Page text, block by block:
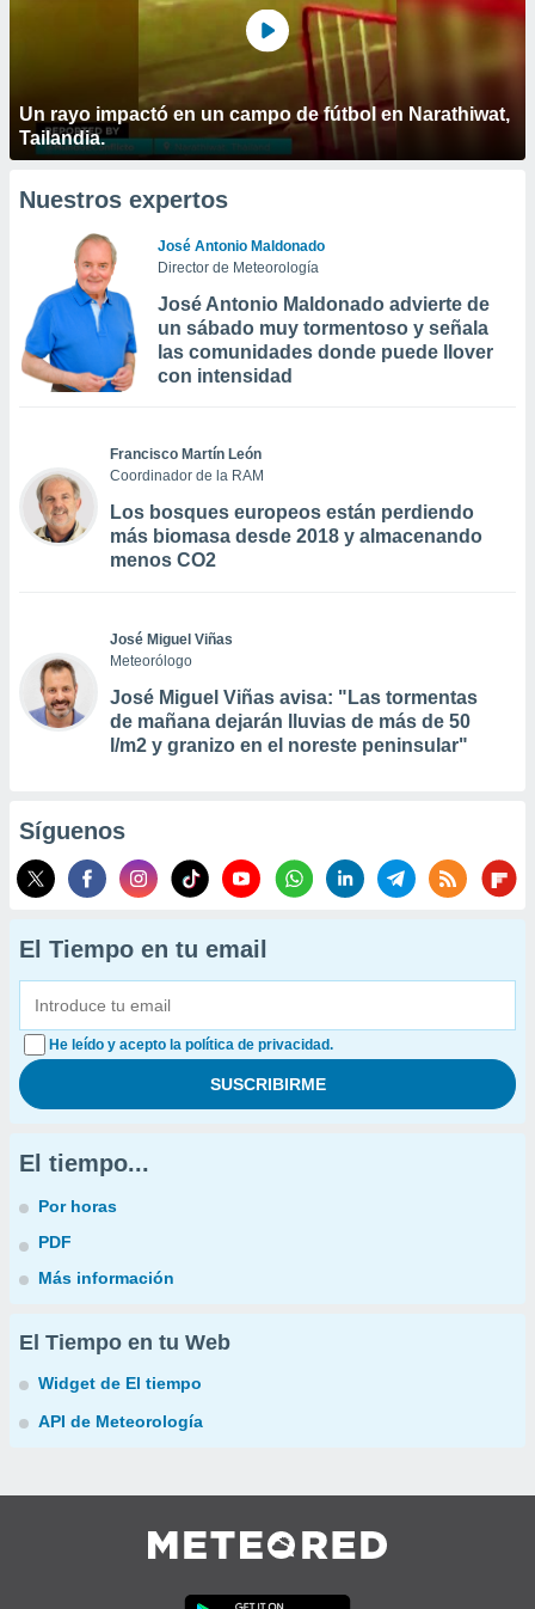
Un rayo impactó en un campo de fútbol en Narathiwat,
Tailandia.
Nuestros expertos
José Antonio Maldonado
Director de Meteorología
José Antonio Maldonado advierte de
un sábado muy tormentoso y señala
las comunidades donde puede llover
con intensidad
Francisco Martín León
Coordinador de la RAM
Los bosques europeos están perdiendo
más biomasa desde 2018 y almacenando
menos CO2
José Miguel Viñas
Meteorólogo
José Miguel Viñas avisa: "Las tormentas
de mañana dejarán lluvias de más de 50
l/m2 y granizo en el noreste peninsular"
Síguenos
El Tiempo en tu email
He leído y acepto la política de privacidad.
El tiempo...
Por horas
PDF
Más información
El Tiempo en tu Web
Widget de El tiempo
API de Meteorología